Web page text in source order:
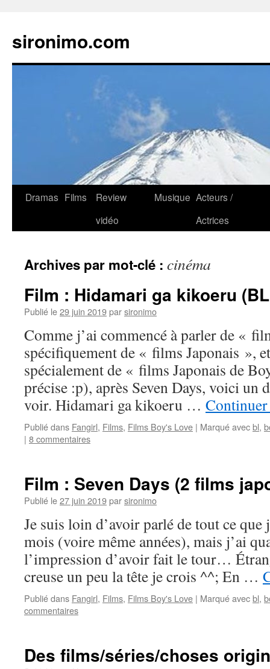
sironimo.com
Aller
Dramas Films
Review
vidéo
Musique Acteurs /
Actrices
Archives par mot-clé : cinéma
Film : Hidamari ga kikoeru
Publié le29 juin 2019parsironimo
Comme j’ai commencé à parler de «
spécifiquement de « films Japonais »,
spécialement de « films Japonais de
précise :p), après Seven Days, voici un
voir. Hidamari ga kikoeru …
Publié dans Fangirl, Films, Films Boy's Love | Marqué avecbl,
| 8 commentaires
Film : Seven Days (2 films
Publié le27 juin 2019parsironimo
Je suis loin d’avoir parlé de tout ce que
mois (voire même années), mais j’ai
l’impression d’avoir fait le tour…
creuse un peu la tête je crois ^^; En …
Publié dans Fangirl, Films, Films Boy's Love | Marqué avecbl,
commentaires
Des films/séries/choses